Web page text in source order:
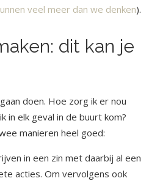
veel meer dan we denken).
dit kan je
doen. Hoe zorg ik er nou
in elk geval in de buurt kom?
manieren heel goed:
in een zin met daarbij al een
acties. Om vervolgens ook